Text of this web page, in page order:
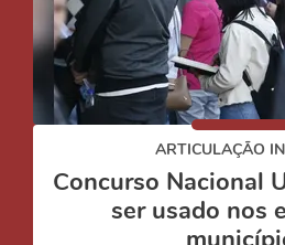
ARTICULAÇÃO
Concurso Nacional
ser usado nos